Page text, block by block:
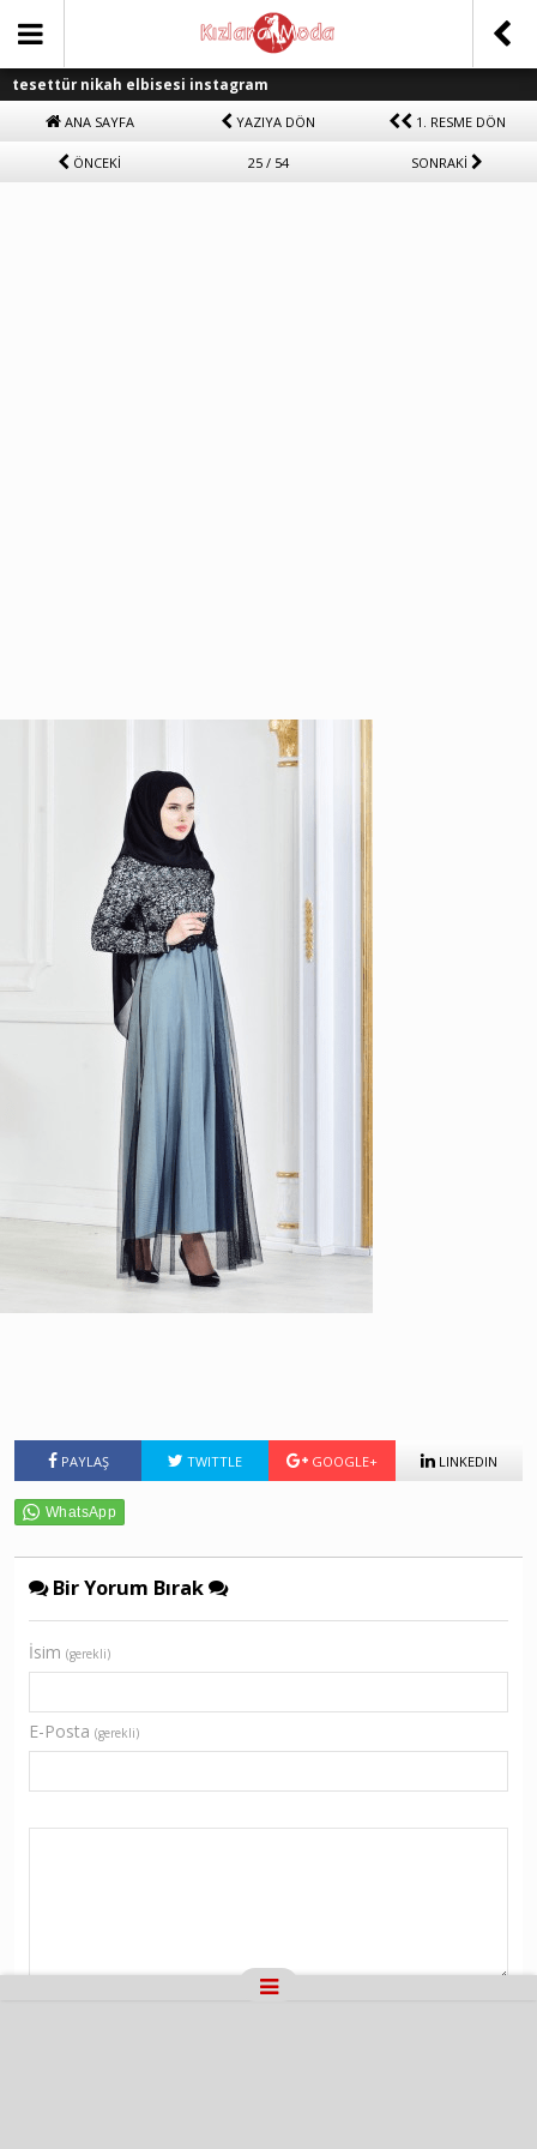
tesettür nikah elbisesi instagram
ANA SAYFA YAZIYA DÖN 1. RESME DÖN
ÖNCEKİ 25 / 54 SONRAKİ
PAYLAŞ TWITTLE GOOGLE+ LINKEDIN
Bir Yorum Bırak
İsim (gerekli)
E-Posta (gerekli)